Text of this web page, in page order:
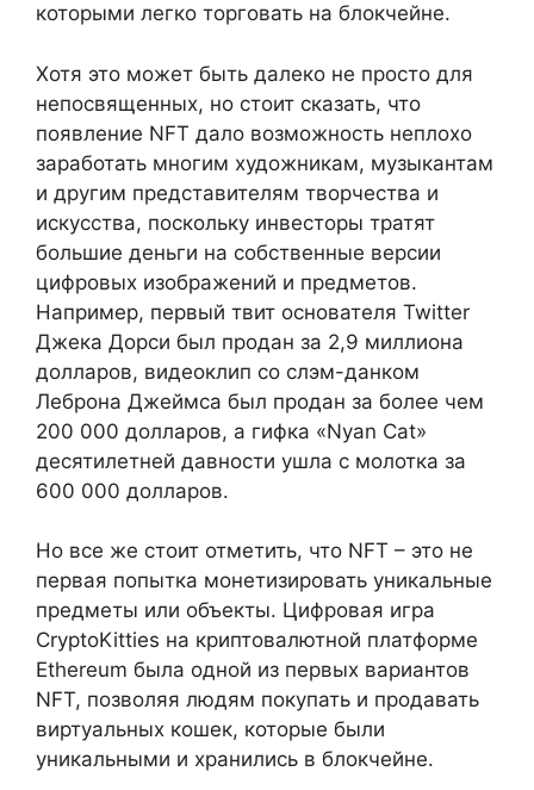
которыми легко торговать на блокчейне.
Хотя это может быть далеко не просто для
непосвященных, но стоит сказать, что
появление NFT дало возможность неплохо
заработать многим художникам, музыкантам
и другим представителям творчества и
искусства, поскольку инвесторы тратят
большие деньги на собственные версии
цифровых изображений и предметов.
Например, первый твит основателя Twitter
Джека Дорси был продан за 2,9 миллиона
долларов, видеоклип со слэм-данком
Леброна Джеймса был продан за более чем
200 000 долларов, а гифка «Nyan Cat»
десятилетней давности ушла с молотка за
600 000 долларов.
Но все же стоит отметить, что NFT – это не
первая попытка монетизировать уникальные
предметы или объекты. Цифровая игра
CryptoKitties на криптовалютной платформе
Ethereum была одной из первых вариантов
NFT, позволяя людям покупать и продавать
виртуальных кошек, которые были
уникальными и хранились в блокчейне.